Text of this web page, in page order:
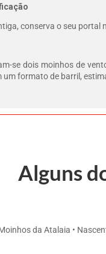
conserva o seu portal
se dois moinhos de
um formato de barril,
Alguns
da Atalaia •